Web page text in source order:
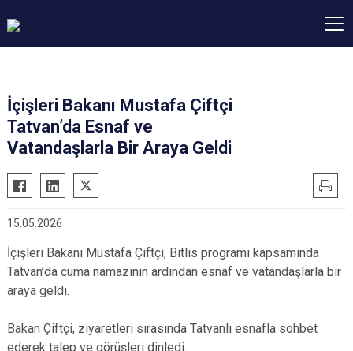
İçişleri Bakanı Mustafa Çiftçi
Tatvan’da Esnaf ve
Vatandaşlarla Bir Araya Geldi
15.05.2026
İçişleri Bakanı Mustafa Çiftçi, Bitlis programı kapsamında
Tatvan’da cuma namazının ardından esnaf ve vatandaşlarla bir
araya geldi.
Bakan Çiftçi, ziyaretleri sırasında Tatvanlı esnafla sohbet
ederek talep ve görüşleri dinledi.